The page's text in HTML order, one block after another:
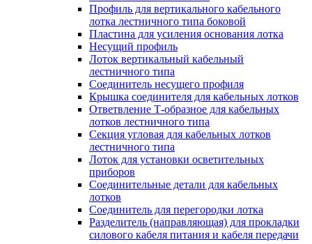
Профиль для вертикального кабельного
лотка лестничного типа боковой
Пластина для усиления основания лотка
Несущий профиль
Лоток вертикальный кабельный
лестничного типа
Соединитель несущего профиля
Крышка соединителя для кабельных лотков
Ответвление Т-образное для кабельных
лотков лестничного типа
Секция угловая для кабельных лотков
лестничного типа
Лоток для установки осветительных
приборов
Соединительные детали для кабельных
лотков
Соединитель для перегородки лотка
Разделитель (направляющая) для прокладки
силового кабеля питания и кабеля передачи